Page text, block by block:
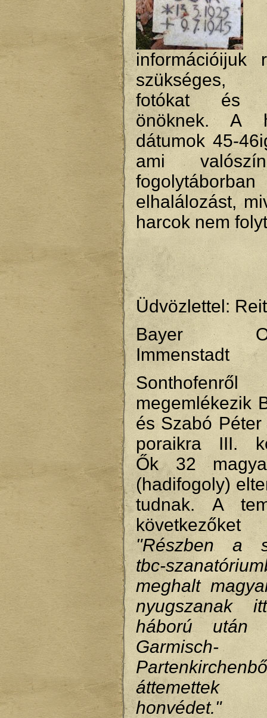
információijuk
szükséges,
fotókat és
önöknek. A
dátumok 45-
ami
elhalálozást,
harcok nem
Üdvözlettel:
Bayer
Immenstadt
Sonthofenről
megemlékezik
és Szabó
poraikra III.
Ők 32
(hadifogoly)
tudnak. A
"Részben a
tbc-
meghalt
nyugszanak
háború után
Garmisch-
áttemettek
honvédet."